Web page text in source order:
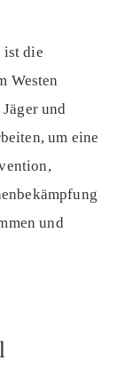
ist die
Westen
und
um eine
und